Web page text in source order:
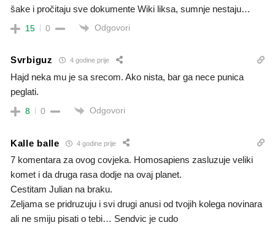
šake i pročitaju sve dokumente Wiki liksa, sumnje nestaju…
15 0 Odgovori
Svrbiguz 4 godine prije
Hajd neka mu je sa srecom. Ako nista, bar ga nece punica
peglati.
8 0 Odgovori
Kalle balle 4 godine prije
7 komentara za ovog covjeka. Homosapiens zasluzuje veliki
komet i da druga rasa dodje na ovaj planet.
Cestitam Julian na braku.
Zeljama se pridruzuju i svi drugi anusi od tvojih kolega novinara
ali ne smiju pisati o tebi… Sendvic je cudo